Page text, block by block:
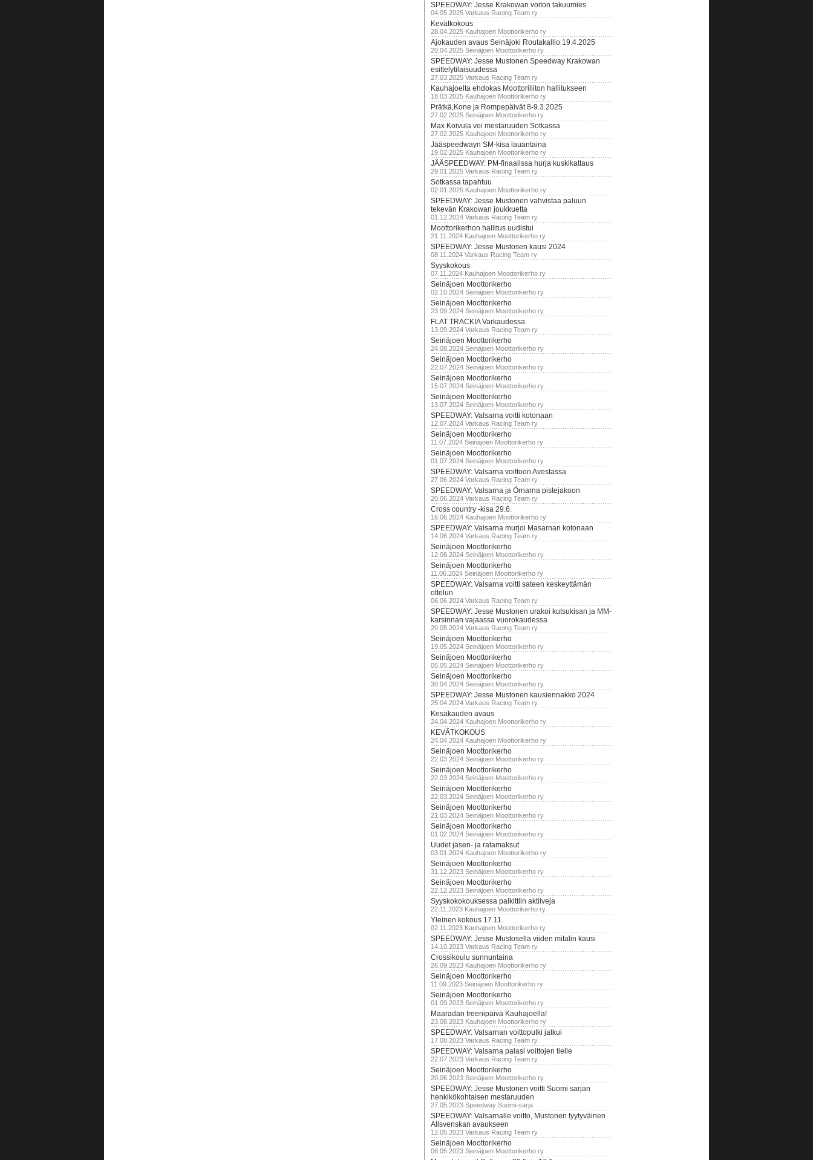
SPEEDWAY: Jesse Krakowan voiton takuumies
04.05.2025 Varkaus Racing Team ry
Kevätkokous
28.04.2025 Kauhajoen Moottorikerho ry
Ajokauden avaus Seinäjoki Routakallio 19.4.2025
20.04.2025 Seinäjoen Moottorikerho ry
SPEEDWAY: Jesse Mustonen Speedway Krakowan
esittelytilaisuudessa
27.03.2025 Varkaus Racing Team ry
Kauhajoelta ehdokas Moottoriliiton hallitukseen
18.03.2025 Kauhajoen Moottorikerho ry
Prätkä,Kone ja Rompepäivät 8-9.3.2025
27.02.2025 Seinäjoen Moottorikerho ry
Max Koivula vei mestaruuden Sotkassa
27.02.2025 Kauhajoen Moottorikerho ry
Jääspeedwayn SM-kisa lauantaina
19.02.2025 Kauhajoen Moottorikerho ry
JÄÄSPEEDWAY: PM-finaalissa hurja kuskikattaus
29.01.2025 Varkaus Racing Team ry
Sotkassa tapahtuu
02.01.2025 Kauhajoen Moottorikerho ry
SPEEDWAY: Jesse Mustonen vahvistaa paluun
tekevän Krakowan joukkuetta
01.12.2024 Varkaus Racing Team ry
Moottorikerhon hallitus uudistui
21.11.2024 Kauhajoen Moottorikerho ry
SPEEDWAY: Jesse Mustosen kausi 2024
08.11.2024 Varkaus Racing Team ry
Syyskokous
07.11.2024 Kauhajoen Moottorikerho ry
Seinäjoen Moottorikerho
02.10.2024 Seinäjoen Moottorikerho ry
Seinäjoen Moottorikerho
23.09.2024 Seinäjoen Moottorikerho ry
FLAT TRACKIA Varkaudessa
13.09.2024 Varkaus Racing Team ry
Seinäjoen Moottorikerho
24.08.2024 Seinäjoen Moottorikerho ry
Seinäjoen Moottorikerho
22.07.2024 Seinäjoen Moottorikerho ry
Seinäjoen Moottorikerho
15.07.2024 Seinäjoen Moottorikerho ry
Seinäjoen Moottorikerho
13.07.2024 Seinäjoen Moottorikerho ry
SPEEDWAY: Valsarna voitti kotonaan
12.07.2024 Varkaus Racing Team ry
Seinäjoen Moottorikerho
11.07.2024 Seinäjoen Moottorikerho ry
Seinäjoen Moottorikerho
01.07.2024 Seinäjoen Moottorikerho ry
SPEEDWAY: Valsarna voittoon Avestassa
27.06.2024 Varkaus Racing Team ry
SPEEDWAY: Valsarna ja Örnarna pistejakoon
20.06.2024 Varkaus Racing Team ry
Cross country -kisa 29.6.
16.06.2024 Kauhajoen Moottorikerho ry
SPEEDWAY: Valsarna murjoi Masarnan kotonaan
14.06.2024 Varkaus Racing Team ry
Seinäjoen Moottorikerho
12.06.2024 Seinäjoen Moottorikerho ry
Seinäjoen Moottorikerho
11.06.2024 Seinäjoen Moottorikerho ry
SPEEDWAY: Valsarna voitti sateen keskeyttämän
ottelun
06.06.2024 Varkaus Racing Team ry
SPEEDWAY: Jesse Mustonen urakoi kutsukisan ja MM-
karsinnan vajaassa vuorokaudessa
20.05.2024 Varkaus Racing Team ry
Seinäjoen Moottorikerho
19.05.2024 Seinäjoen Moottorikerho ry
Seinäjoen Moottorikerho
05.05.2024 Seinäjoen Moottorikerho ry
Seinäjoen Moottorikerho
30.04.2024 Seinäjoen Moottorikerho ry
SPEEDWAY: Jesse Mustonen kausiennakko 2024
25.04.2024 Varkaus Racing Team ry
Kesäkauden avaus
24.04.2024 Kauhajoen Moottorikerho ry
KEVÄTKOKOUS
24.04.2024 Kauhajoen Moottorikerho ry
Seinäjoen Moottorikerho
22.03.2024 Seinäjoen Moottorikerho ry
Seinäjoen Moottorikerho
22.03.2024 Seinäjoen Moottorikerho ry
Seinäjoen Moottorikerho
22.03.2024 Seinäjoen Moottorikerho ry
Seinäjoen Moottorikerho
21.03.2024 Seinäjoen Moottorikerho ry
Seinäjoen Moottorikerho
01.02.2024 Seinäjoen Moottorikerho ry
Uudet jäsen- ja ratamaksut
03.01.2024 Kauhajoen Moottorikerho ry
Seinäjoen Moottorikerho
31.12.2023 Seinäjoen Moottorikerho ry
Seinäjoen Moottorikerho
22.12.2023 Seinäjoen Moottorikerho ry
Syyskokokouksessa palkittiin aktiiveja
22.11.2023 Kauhajoen Moottorikerho ry
Yleinen kokous 17.11.
02.11.2023 Kauhajoen Moottorikerho ry
SPEEDWAY: Jesse Mustosella viiden mitalin kausi
14.10.2023 Varkaus Racing Team ry
Crossikoulu sunnuntaina
26.09.2023 Kauhajoen Moottorikerho ry
Seinäjoen Moottorikerho
11.09.2023 Seinäjoen Moottorikerho ry
Seinäjoen Moottorikerho
01.09.2023 Seinäjoen Moottorikerho ry
Maaradan treenipäivä Kauhajoella!
23.08.2023 Kauhajoen Moottorikerho ry
SPEEDWAY: Valsarnan voittoputki jatkui
17.08.2023 Varkaus Racing Team ry
SPEEDWAY: Valsarna palasi voittojen tielle
22.07.2023 Varkaus Racing Team ry
Seinäjoen Moottorikerho
20.06.2023 Seinäjoen Moottorikerho ry
SPEEDWAY: Jesse Mustonen voitti Suomi sarjan
henkikökohtaisen mestaruuden
27.05.2023 Speedway Suomi-sarja
SPEEDWAY: Valsarnalle voitto, Mustonen tyytyväinen
Allsvenskan avaukseen
12.05.2023 Varkaus Racing Team ry
Seinäjoen Moottorikerho
08.05.2023 Seinäjoen Moottorikerho ry